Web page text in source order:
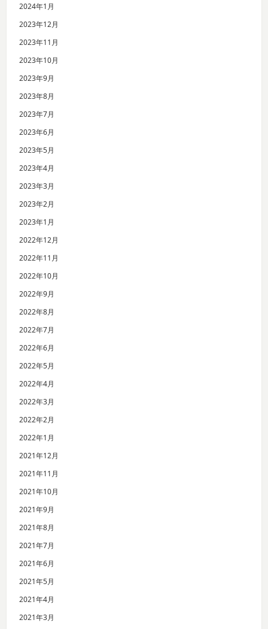
2024年1月
2023年12月
2023年11月
2023年10月
2023年9月
2023年8月
2023年7月
2023年6月
2023年5月
2023年4月
2023年3月
2023年2月
2023年1月
2022年12月
2022年11月
2022年10月
2022年9月
2022年8月
2022年7月
2022年6月
2022年5月
2022年4月
2022年3月
2022年2月
2022年1月
2021年12月
2021年11月
2021年10月
2021年9月
2021年8月
2021年7月
2021年6月
2021年5月
2021年4月
2021年3月